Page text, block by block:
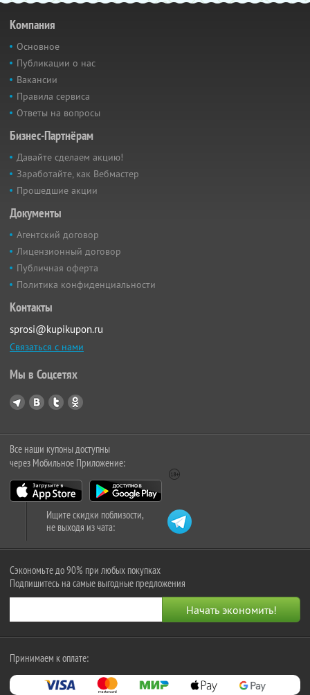
Компания
Основное
Публикации о нас
Вакансии
Правила сервиса
Ответы на вопросы
Бизнес-Партнёрам
Давайте сделаем акцию!
Заработайте, как Вебмастер
Прошедшие акции
Документы
Агентский договор
Лицензионный договор
Публичная оферта
Политика конфиденциальности
Контакты
sprosi@kupikupon.ru
Связаться с нами
Мы в Соцсетях
Все наши купоны доступны
через Мобильное Приложение:
Ищите скидки поблизости,
не выходя из чата:
Сэкономьте до 90% при любых покупках
Подпишитесь на самые выгодные предложения
Принимаем к оплате: